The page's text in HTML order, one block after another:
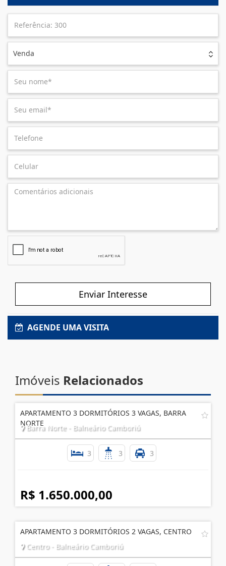
Venda
Enviar Interesse
AGENDE UMA VISITA
Imóveis Relacionados
APARTAMENTO 3 DORMITÓRIOS 3 VAGAS, BARRA
NORTE
Barra Norte - Balneário Camboriú
3 3 3
R$ 1.650.000,00
APARTAMENTO 3 DORMITÓRIOS 2 VAGAS, CENTRO
Centro - Balneário Camboriú